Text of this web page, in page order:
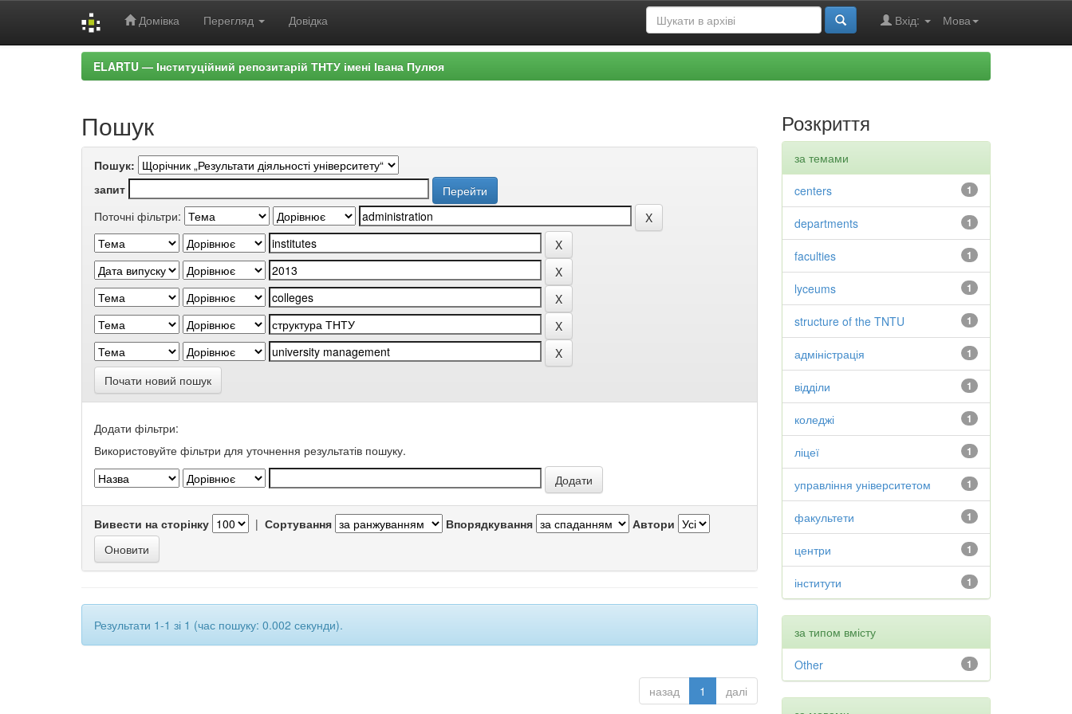
Домівка Перегляд Довідка Мова
Вхід:
ELARTU — Інституційний репозитарій ТНТУ імені Івана Пулюя
Пошук
Пошук:
запит
Поточні фільтри:
Почати новий пошук
Додати фільтри:
Використовуйте фільтри для уточнення результатів пошуку.
Вивести на сторінку | Сортування Впорядкування Автори
Результати 1-1 зі 1 (час пошуку: 0.002 секунди).
назад 1 далі
Розкриття
за темами
1
centers
1
departments
1
faculties
1
lyceums
1
structure of the TNTU
1
адміністрація
1
відділи
1
коледжі
1
ліцеї
1
управління університетом
1
факультети
1
центри
1
інститути
за типом вмісту
1
Other